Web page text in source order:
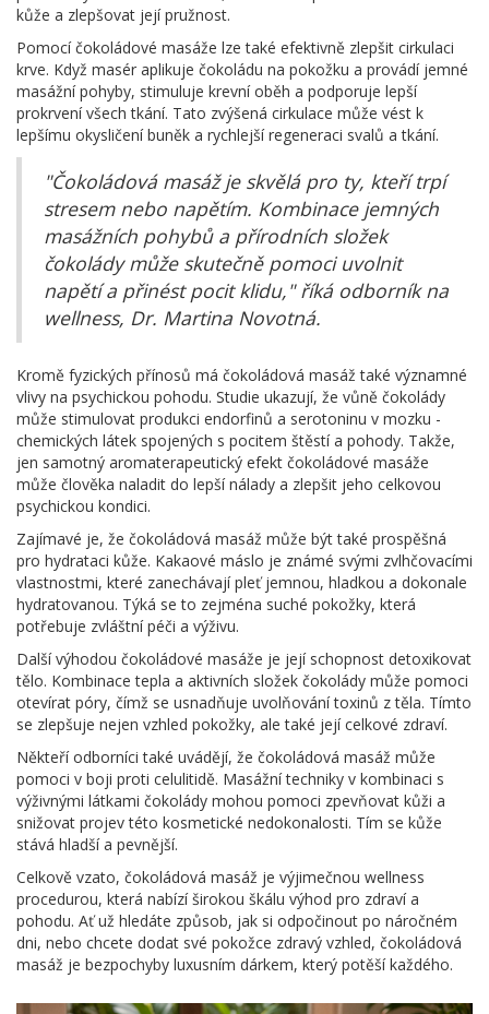
kůže a zlepšovat její pružnost.
Pomocí čokoládové masáže lze také efektivně zlepšit cirkulaci
krve. Když masér aplikuje čokoládu na pokožku a provádí jemné
masážní pohyby, stimuluje krevní oběh a podporuje lepší
prokrvení všech tkání. Tato zvýšená cirkulace může vést k
lepšímu okysličení buněk a rychlejší regeneraci svalů a tkání.
"Čokoládová masáž je skvělá pro ty, kteří trpí
stresem nebo napětím. Kombinace jemných
masážních pohybů a přírodních složek
čokolády může skutečně pomoci uvolnit
napětí a přinést pocit klidu," říká odborník na
wellness, Dr. Martina Novotná.
Kromě fyzických přínosů má čokoládová masáž také významné
vlivy na psychickou pohodu. Studie ukazují, že vůně čokolády
může stimulovat produkci endorfinů a serotoninu v mozku -
chemických látek spojených s pocitem štěstí a pohody. Takže,
jen samotný aromaterapeutický efekt čokoládové masáže
může člověka naladit do lepší nálady a zlepšit jeho celkovou
psychickou kondici.
Zajímavé je, že čokoládová masáž může být také prospěšná
pro hydrataci kůže. Kakaové máslo je známé svými zvlhčovacími
vlastnostmi, které zanechávají pleť jemnou, hladkou a dokonale
hydratovanou. Týká se to zejména suché pokožky, která
potřebuje zvláštní péči a výživu.
Další výhodou čokoládové masáže je její schopnost detoxikovat
tělo. Kombinace tepla a aktivních složek čokolády může pomoci
otevírat póry, čímž se usnadňuje uvolňování toxinů z těla. Tímto
se zlepšuje nejen vzhled pokožky, ale také její celkové zdraví.
Někteří odborníci také uvádějí, že čokoládová masáž může
pomoci v boji proti celulitidě. Masážní techniky v kombinaci s
výživnými látkami čokolády mohou pomoci zpevňovat kůži a
snižovat projev této kosmetické nedokonalosti. Tím se kůže
stává hladší a pevnější.
Celkově vzato, čokoládová masáž je výjimečnou wellness
procedurou, která nabízí širokou škálu výhod pro zdraví a
pohodu. Ať už hledáte způsob, jak si odpočinout po náročném
dni, nebo chcete dodat své pokožce zdravý vzhled, čokoládová
masáž je bezpochyby luxusním dárkem, který potěší každého.